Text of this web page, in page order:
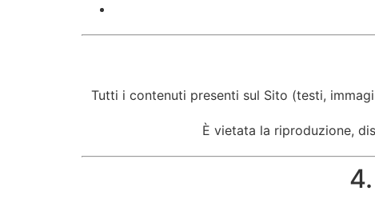
Tutti i contenuti presenti sul Sito (testi,
È vietata la riproduzione,